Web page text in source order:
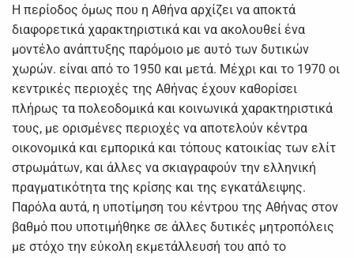
Η περίοδος όμως που η Αθήνα αρχίζει να αποκτά
διαφορετικά χαρακτηριστικά και να ακολουθεί ένα
μοντέλο ανάπτυξης παρόμοιο με αυτό των δυτικών
χωρών. είναι από το 1950 και μετά. Μέχρι και το 1970 οι
κεντρικές περιοχές της Αθήνας έχουν καθορίσει
πλήρως τα πολεοδομικά και κοινωνικά χαρακτηριστικά
τους, με ορισμένες περιοχές να αποτελούν κέντρα
οικονομικά και εμπορικά και τόπους κατοικίας των ελίτ
στρωμάτων, και άλλες να σκιαγραφούν την ελληνική
πραγματικότητα της κρίσης και της εγκατάλειψης.
Παρόλα αυτά, η υποτίμηση του κέντρου της Αθήνας στον
βαθμό που υποτιμήθηκε σε άλλες δυτικές μητροπόλεις
με στόχο την εύκολη εκμετάλλευσή του από το